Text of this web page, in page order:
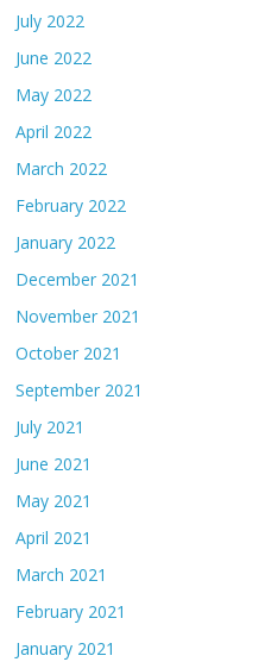
July 2022
June 2022
May 2022
April 2022
March 2022
February 2022
January 2022
December 2021
November 2021
October 2021
September 2021
July 2021
June 2021
May 2021
April 2021
March 2021
February 2021
January 2021